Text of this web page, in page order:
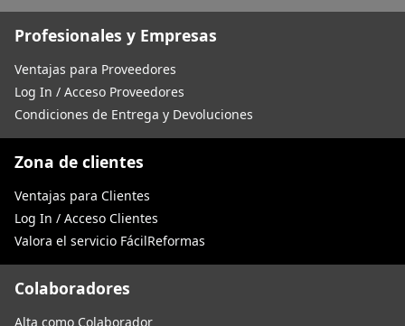
Profesionales y Empresas
Ventajas para Proveedores
Log In / Acceso Proveedores
Condiciones de Entrega y Devoluciones
Zona de clientes
Ventajas para Clientes
Log In / Acceso Clientes
Valora el servicio FácilReformas
Colaboradores
Alta como Colaborador